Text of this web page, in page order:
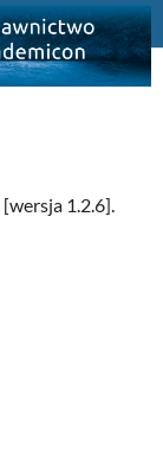
[wersja 1.2.6].